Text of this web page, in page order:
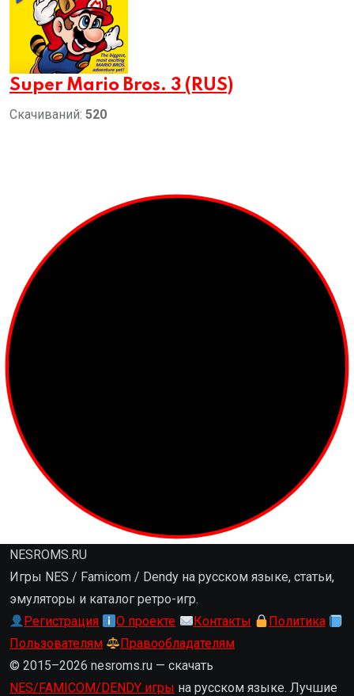
Super Mario Bros. 3 (RUS)
Скачиваний: 520
NESROMS.RU
Игры NES / Famicom / Dendy на русском языке, статьи,
эмуляторы и каталог ретро-игр.
Регистрация
О проекте Контакты
Политика
Пользователям
Правообладателям
© 2015–2026 nesroms.ru — скачать
NES/FAMICOM/DENDY игры на русском языке. Лучшие